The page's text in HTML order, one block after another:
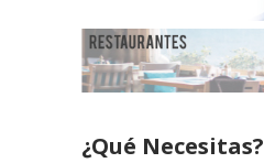
¿Qué Necesitas?